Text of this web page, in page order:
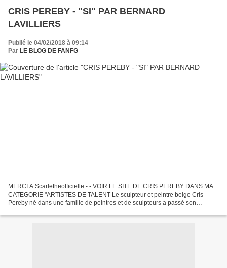
CRIS PEREBY - "SI" PAR BERNARD
LAVILLIERS
Publié le 04/02/2018 à 09:14
Par LE BLOG DE FANFG
MERCI A Scarletheofficielle - - VOIR LE SITE DE CRIS PEREBY DANS MA
CATEGORIE "ARTISTES DE TALENT Le sculpteur et peintre belge Cris
Pereby né dans une famille de peintres et de sculpteurs a passé son